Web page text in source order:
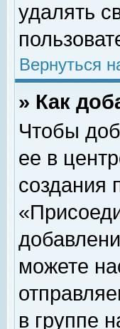
удалять
Вернуться
» Как
Чтобы
ее в
создания
можете
в группе